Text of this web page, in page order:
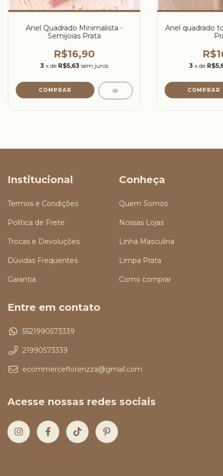
Anel Quadrado Minimalista -
Semijoias Prata
R$16,90
3 x de R$5,63 sem juros
COMPRAR
Anel quadrado
3 x de
COMPRAR
Institucional
Termos e Condições
Política de Frete
Trocas e Devoluções
Dúvidas Frequentes
Garantia
Conheça
Quem Somos
Nossas Lojas
Linha Masculina
Limpa Prata
Como comprar
Entre em contato
5521990573339
21990573339
ecommerceflorenzza@gmail.com
Acesse nossas redes sociais